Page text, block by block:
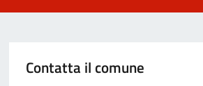
Contatta il comune